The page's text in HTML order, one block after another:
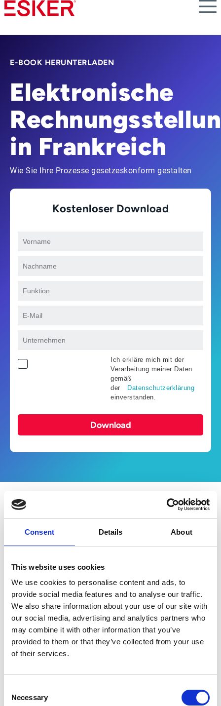
Consent Details About
This website uses cookies
We use cookies to personalise content and ads, to
provide social media features and to analyse our traffic.
We also share information about your use of our site with
our social media, advertising and analytics partners who
may combine it with other information that you’ve
provided to them or that they’ve collected from your use
of their services.
Selection
Necessary
Skip
to
content
E-BOOK HERUNTERLADEN
Elektronische
in Frankreich
Wie Sie Ihre Prozesse gesetzeskonform gestalten
Kostenloser Download
Ich erkläre mich mit der
Verarbeitung meiner Daten
gemäß
der
Datenschutzerklärung
einverstanden.
Download
Über dieses E-Book
B2G-Partnern besteht in Frankreich schon
lange. Nun wird dieser Ansatz auch auf den
B2B-Handel ausgeweitet. Was kommt also
auf die Unternehmen zu, die in oder mit
Frankreich Geschäfte machen? Und wie
können Sie sich und Ihr Unternehmen
optimal auf die Umstellung vorbereiten?